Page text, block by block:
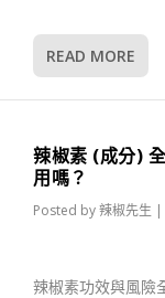
READ MORE
辣椒素 (成分)
用嗎？
Posted by辣椒先生 |
辣椒素功效與風險